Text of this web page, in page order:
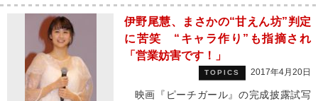
伊野尾慧、まさかの“甘えん坊”判定
に苦笑 “キャラ作り”も指摘され
「営業妨害です！」
TOPICS 2017年4月20日
映画『ピーチガール』の完成披露試写